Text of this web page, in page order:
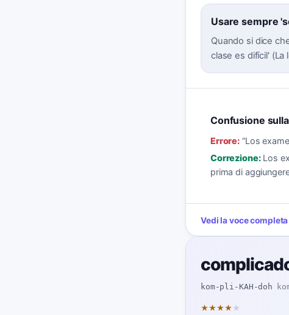
Usare sempre
Quando si dice
clase es difícil' (La
Confusione
Errore: “Los
Correzione: Los
prima di
Vedi la voce
kom-pli-KAH-doh
★★★★ ★